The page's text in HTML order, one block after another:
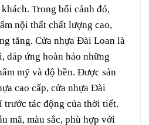
Trong bối cảnh đó,
nội thất chất lượng cao,
tăng. Cửa nhựa Đài Loan là
đáp ứng hoàn hảo những
mỹ và độ bền. Được sản
cao cấp, cửa nhựa Đài
trước tác động của thời tiết.
mã, màu sắc, phù hợp với